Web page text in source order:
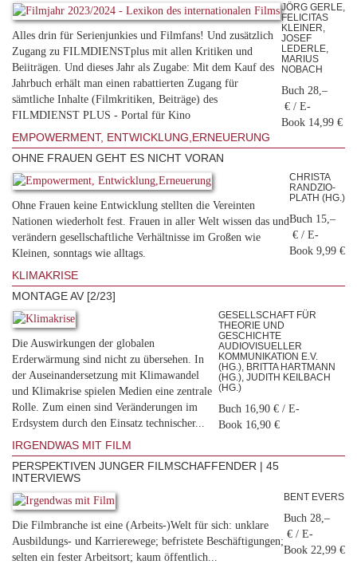
Alles drin für Serienjunkies und Filmfans! Und zusätzlich
Zugang zu FILMDIENSTplus mit allen Kritiken und
Beiiträgen. Und dieses Jahr als Zugabe: Mit dem Kauf des
Jahrbuch erhält man einen rabattierten Zugang für
sämtliche Inhalte (Filmkritiken, Beiträge) des
FILMDIENST PLUS - Portal für Kino
JÖRG GERLE,
FELICITAS
KLEINER,
JOSEF
LEDERLE,
MARIUS
NOBACH
Buch 28,–
€ / E-
Book 14,99 €
EMPOWERMENT, ENTWICKLUNG,ERNEUERUNG
OHNE FRAUEN GEHT ES NICHT VORAN
Ohne Frauen keine Entwicklung stellten die Vereinten
Nationen wiederholt fest. Frauen in aller Welt wissen das und
verändern gesellschaftliche Verhältnisse im Großen wie
Kleinen, sonntags wie alltags.
CHRISTA
RANDZIO-
PLATH (HG.)
Buch 15,–
€ / E-
Book 9,99 €
KLIMAKRISE
MONTAGE AV [2/23]
Die Auswirkungen der globalen
Erderwärmung sind nicht zu übersehen. In
der Auseinandersetzung mit Klimawandel
und Klimakrise spielen Medien eine zentrale
Rolle. Zum einen sind Veränderungen im
Erdsystem durch den Einsatz technischer...
GESELLSCHAFT FÜR
THEORIE UND
GESCHICHTE
AUDIOVISUELLER
KOMMUNIKATION E.V.
(HG.), BRITTA HARTMANN
(HG.), JUDITH KEILBACH
(HG.)
Buch 16,90 € / E-
Book 16,90 €
IRGENDWAS MIT FILM
PERSPEKTIVEN JUNGER FILMSCHAFFENDER | 45
INTERVIEWS
Die Filmbranche ist eine (Arbeits-)Welt für sich: unklare
Ausbildungs- und Karrierewege; befristete Beschäftigungen;
selten ein fester Arbeitsort; kaum öffentlich...
BENT EVERS
Buch 28,–
€ / E-
Book 22,99 €